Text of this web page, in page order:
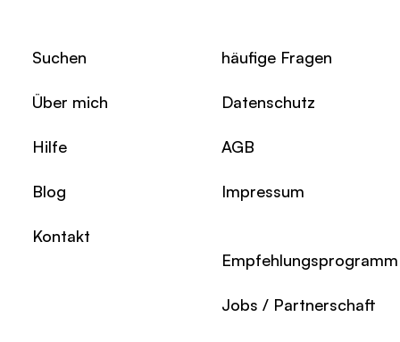
Suchen
Über mich
Hilfe
Blog
Kontakt
häufige Fragen
Datenschutz
AGB
Impressum
Empfehlungsprogramm
Jobs / Partnerschaft